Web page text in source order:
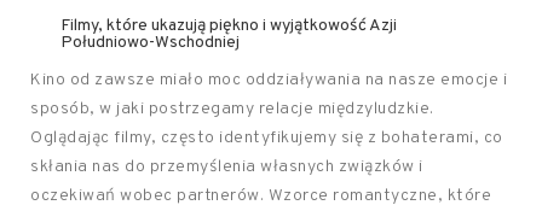
Filmy, które ukazują piękno i wyjątkowość Azji
Południowo-Wschodniej
Kino od zawsze miało moc oddziaływania na nasze emocje i
sposób, w jaki postrzegamy relacje międzyludzkie.
Oglądając filmy, często identyfikujemy się z bohaterami, co
skłania nas do przemyślenia własnych związków i
oczekiwań wobec partnerów. Wzorce romantyczne, które